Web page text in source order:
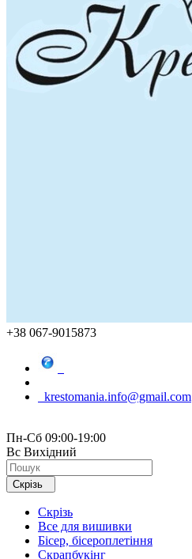
+38 067-9015873
krestomania.info@gmail.com
Пн-Сб 09:00-19:00
Вс Вихідний
Скрізь
Скрізь
Все для вишивки
Бісер, бісероплетіння
Скрапбукінг